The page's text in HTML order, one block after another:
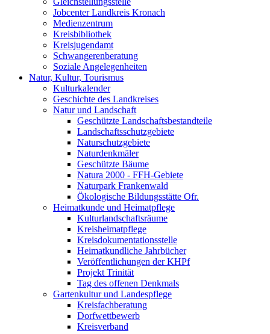
Jobcenter Landkreis Kronach
Medienzentrum
Kreisbibliothek
Kreisjugendamt
Schwangerenberatung
Soziale Angelegenheiten
Natur, Kultur, Tourismus
Kulturkalender
Geschichte des Landkreises
Natur und Landschaft
Geschützte Landschaftsbestandteile
Landschaftsschutzgebiete
Naturschutzgebiete
Naturdenkmäler
Geschützte Bäume
Natura 2000 - FFH-Gebiete
Naturpark Frankenwald
Ökologische Bildungsstätte Ofr.
Heimatkunde und Heimatpflege
Kulturlandschaftsräume
Kreisheimatpflege
Kreisdokumentationsstelle
Heimatkundliche Jahrbücher
Veröffentlichungen der KHPf
Projekt Trinität
Tag des offenen Denkmals
Gartenkultur und Landespflege
Kreisfachberatung
Dorfwettbewerb
Kreisverband